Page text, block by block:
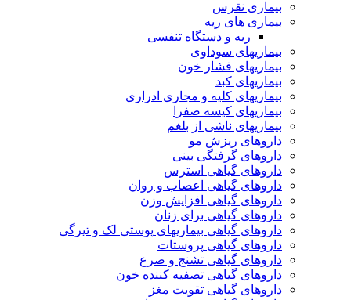
بیماری نقرس
بیماری های ریه
ریه و دستگاه تنفسی
بیماریهای سوداوی
بیماریهای فشار خون
بیماریهای کبد
بیماریهای کلیه و مجاری ادراری
بیماریهای کیسه صفرا
بیماریهای ناشی از بلغم
داروهای ریزش مو
داروهای گرفتگی بینی
داروهای گیاهی استرس
داروهای گیاهی اعصاب و روان
داروهای گیاهی افزایش وزن
داروهای گیاهی برای زنان
داروهای گیاهی بیماریهای پوستی لک و تیرگی
داروهای گیاهی پروستات
داروهای گیاهی تشنج و صرع
داروهای گیاهی تصفیه کننده خون
داروهای گیاهی تقویت مغز